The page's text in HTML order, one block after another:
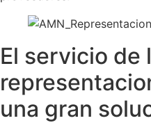
El servicio de
una gran